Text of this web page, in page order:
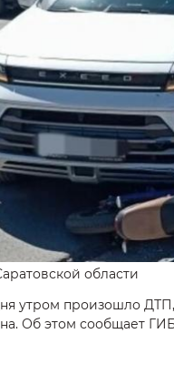
области
утром произошло
Об этом сообщает